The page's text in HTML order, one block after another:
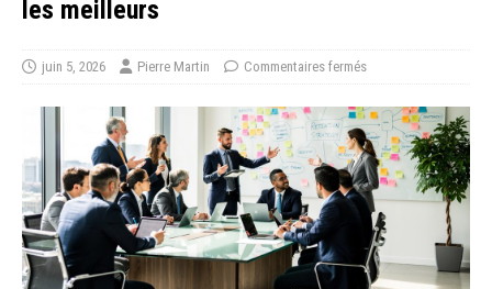
les meilleurs
juin 5, 2026 Pierre Martin Commentaires fermés